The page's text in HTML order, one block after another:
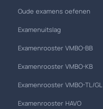
Oude examens oefenen
Examenuitslag
Examenrooster VMBO-BB
Examenrooster VMBO-KB
Examenrooster VMBO-TL/GL
Examenrooster HAVO